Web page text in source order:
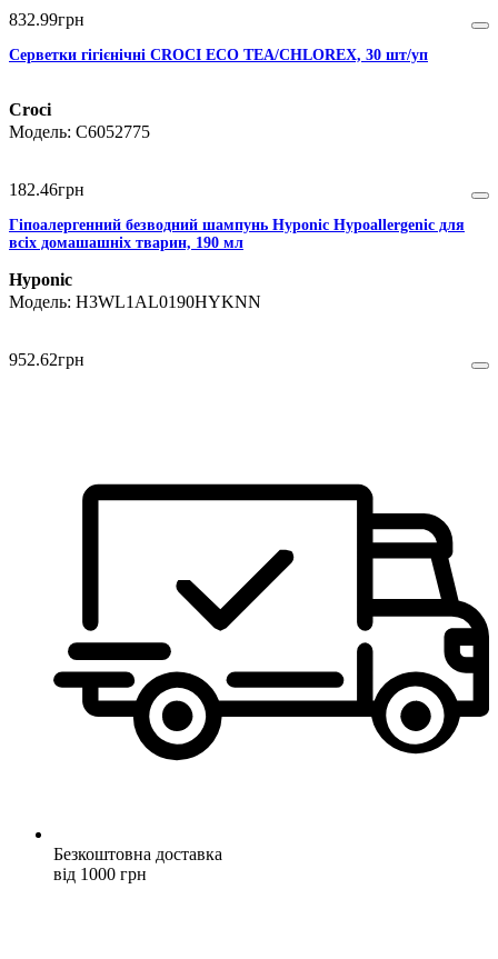
832.99грн
Серветки гігієнічні CROCI ECO TEA/CHLOREX, 30 шт/уп
Croci
C6052775
182.46грн
Гіпоалергенний безводний шампунь Hyponic Hypoallergenic для
всіх домашашніх тварин, 190 мл
Hyponic
H3WL1AL0190HYKNN
952.62грн
Безкоштовна доставка
від 1000 грн